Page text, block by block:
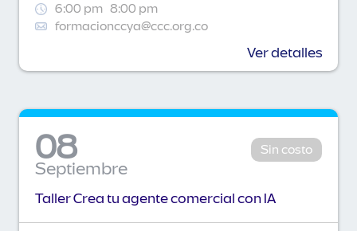
6:00 pm 8:00 pm
formacionccya@ccc.org.co
Ver detalles
08
Septiembre
Sin costo
Taller Crea tu agente comercial con IA